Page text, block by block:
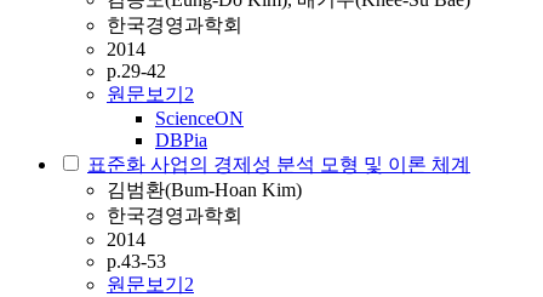
한국경영과학회
2014
p.29-42
원문보기 2
ScienceON
DBPia
표준화 사업의 경제성 분석 모형 및 이론 체계
김범환(Bum-Hoan Kim)
한국경영과학회
2014
p.43-53
원문보기 2